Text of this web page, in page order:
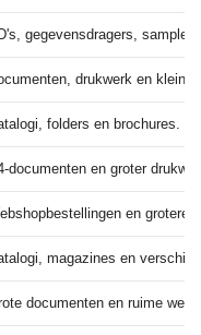
gegevensdragers,
drukwerk en
folders en brochures.
documenten en groter
en grotere
magazines en
documenten en ruime